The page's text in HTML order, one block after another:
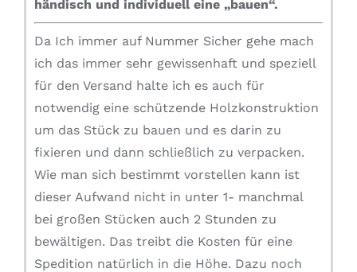
händisch und individuell eine „bauen“.
Da Ich immer auf Nummer Sicher gehe mach
ich das immer sehr gewissenhaft und speziell
für den Versand halte ich es auch für
notwendig eine schützende Holzkonstruktion
um das Stück zu bauen und es darin zu
fixieren und dann schließlich zu verpacken.
Wie man sich bestimmt vorstellen kann ist
dieser Aufwand nicht in unter 1- manchmal
bei großen Stücken auch 2 Stunden zu
bewältigen. Das treibt die Kosten für eine
Spedition natürlich in die Höhe. Dazu noch